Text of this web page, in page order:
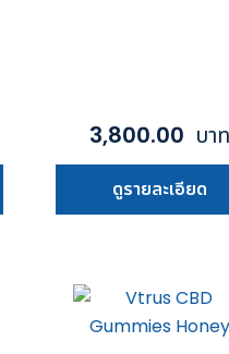
3,800.00 บาท
ดูรายละเอียด